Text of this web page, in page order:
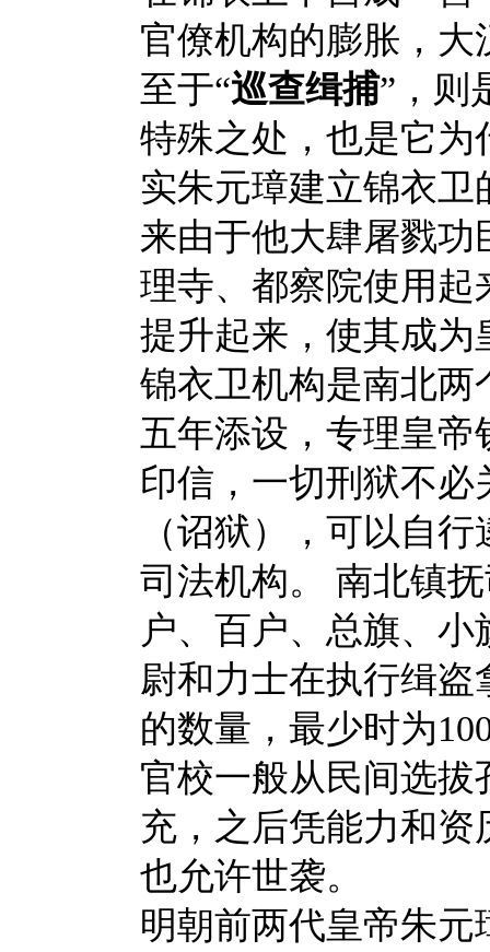
官僚机构的膨胀，大
至于“巡查缉捕”，则
特殊之处，也是它
实朱元璋建立锦衣
来由于他大肆屠戮
理寺、都察院使用
提升起来，使其成
锦衣卫机构是南北
五年添设，专理皇
印信，一切刑狱不
（诏狱），可以自
司法机构。 南北镇
户、百户、总旗、
尉和力士在执行缉盗
的数量，最少时为
官校一般从民间选
充，之后凭能力和
也允许世袭。
明朝前两代皇帝朱